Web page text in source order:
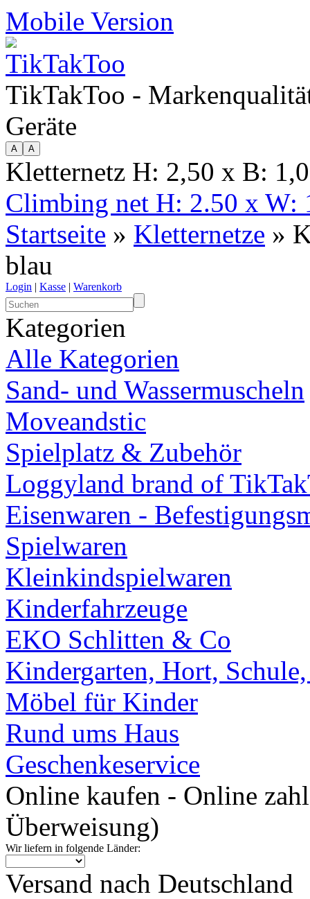
Mobile Version
TikTakToo -
Geräte
Kletternetz H: 2,50 x B:
Climbing net H: 2.50 x W:
Startseite » Kletternetze »
blau
Login | Kasse | Warenkorb
Kategorien
Alle Kategorien
Sand- und Wassermuscheln
Moveandstic
Spielplatz & Zubehör
Loggyland brand of
Eisenwaren -
Spielwaren
Kleinkindspielwaren
Kinderfahrzeuge
EKO Schlitten & Co
Kindergarten, Hort,
Möbel für Kinder
Rund ums Haus
Geschenkeservice
Online kaufen - Online
Überweisung)
Wir liefern in folgende Länder:
Versand nach Deutschland